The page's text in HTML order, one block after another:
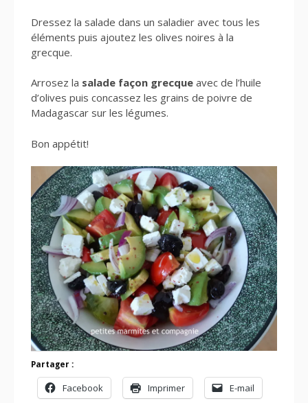
Dressez la salade dans un saladier avec tous les
éléments puis ajoutez les olives noires à la
grecque.
Arrosez la salade façon grecque avec de l’huile
d’olives puis concassez les grains de poivre de
Madagascar sur les légumes.
Bon appétit!
Partager :
Facebook Imprimer E-mail